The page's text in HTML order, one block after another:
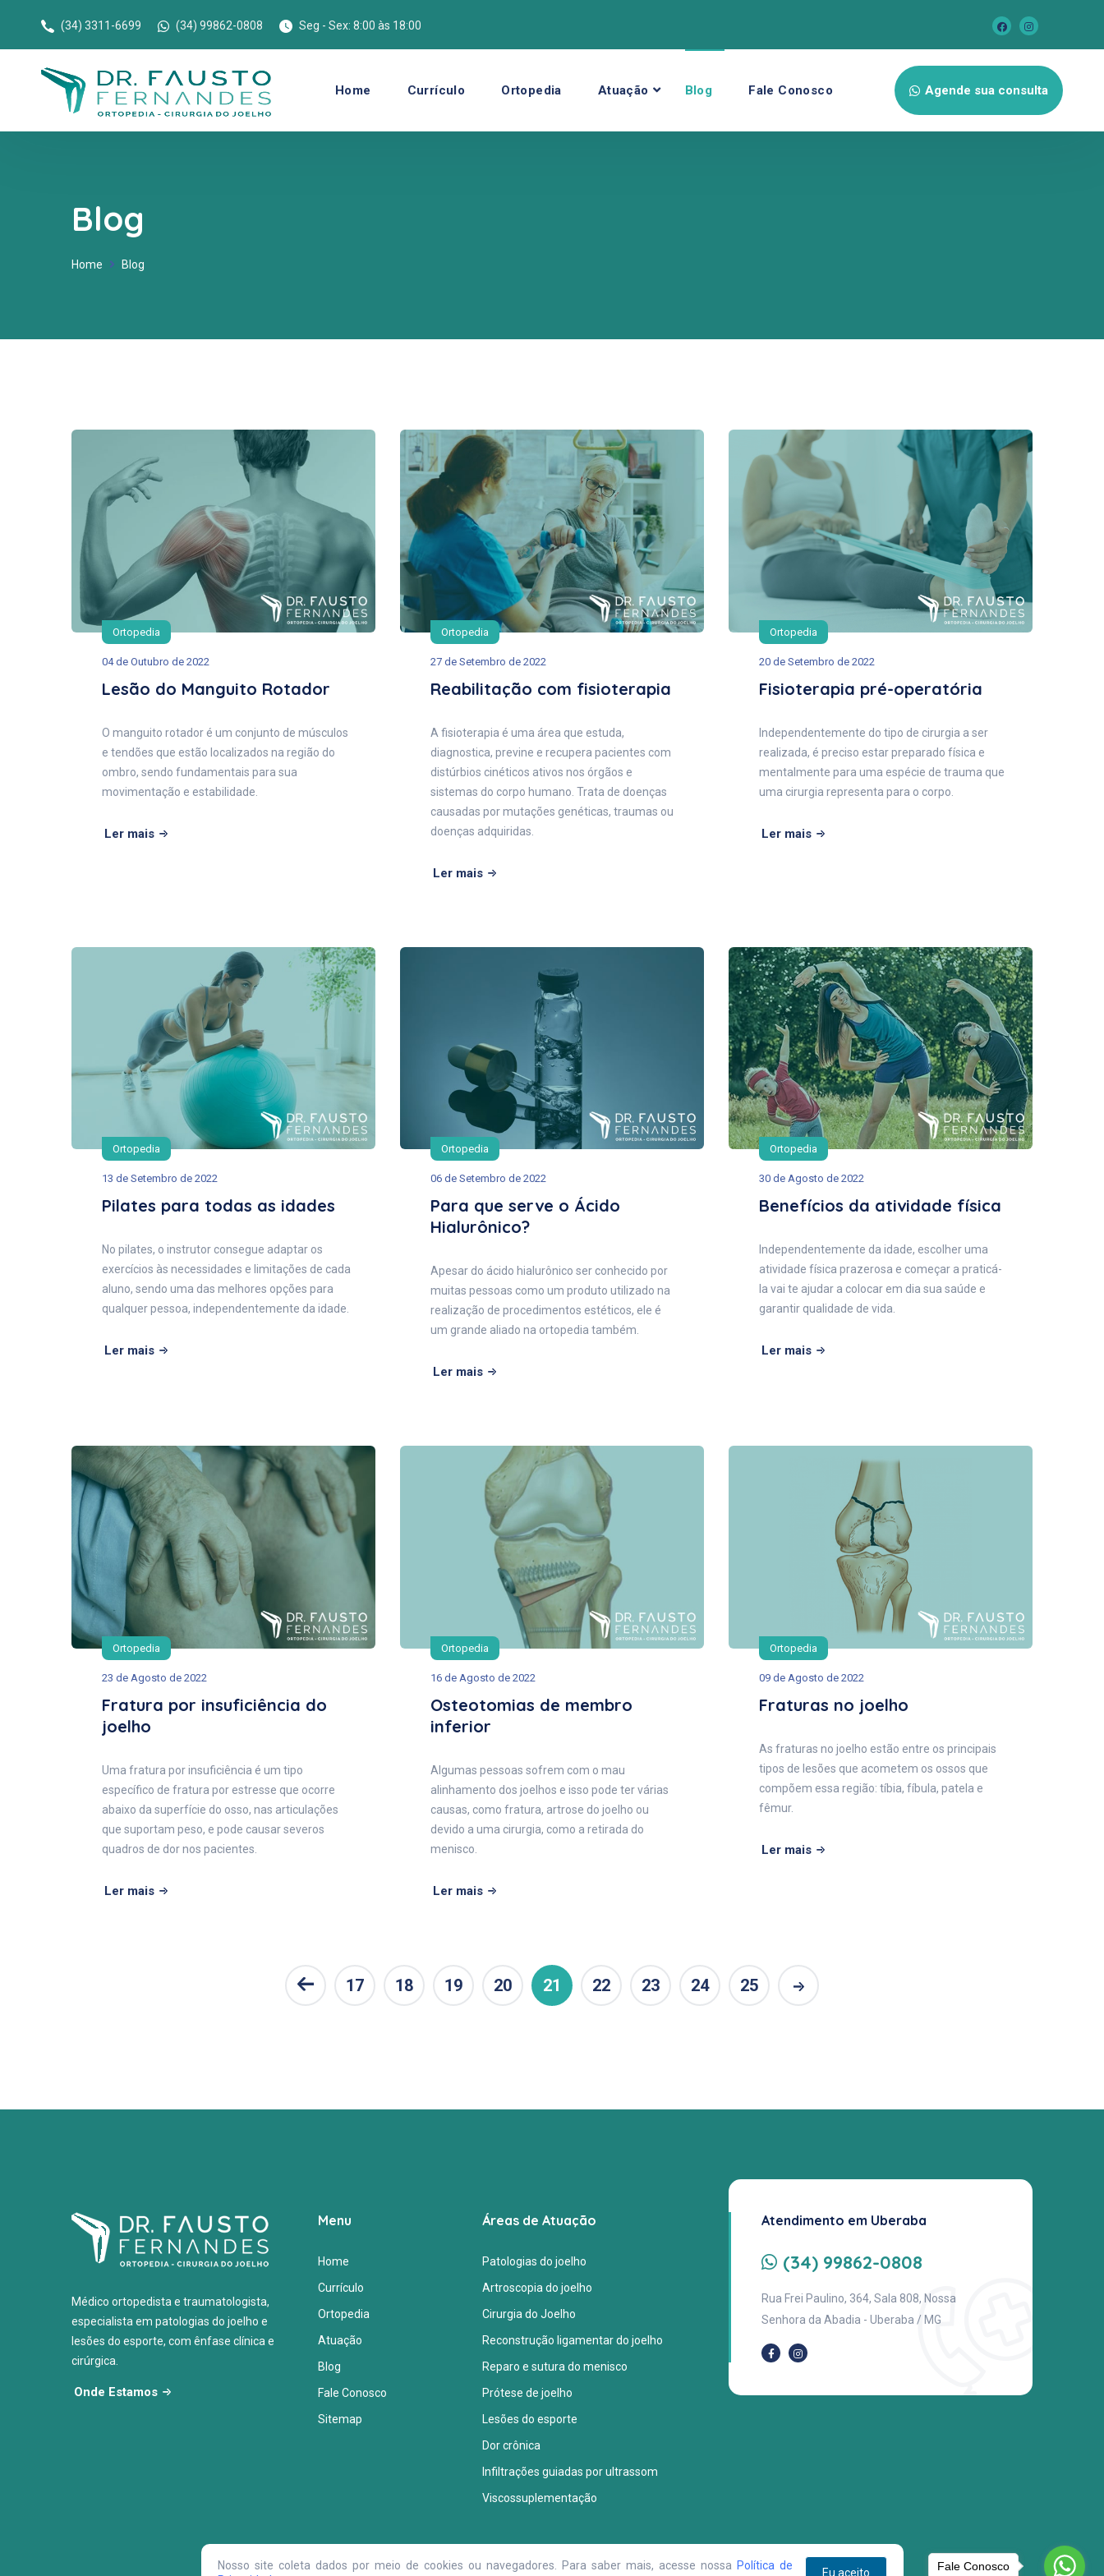
(34) 3311-6699 (34) 99862-0808 Seg - Sex: 8:00 às 18:00
Home Currículo Ortopedia Atuação Blog Fale Conosco Agende sua consulta
Blog
Home Blog
Ortopedia
04 de Outubro de 2022
Lesão do Manguito Rotador
O manguito rotador é um conjunto de músculos
e tendões que estão localizados na região do
ombro, sendo fundamentais para sua
movimentação e estabilidade.
Ler mais
Ortopedia
27 de Setembro de 2022
Reabilitação com fisioterapia
A fisioterapia é uma área que estuda,
diagnostica, previne e recupera pacientes com
distúrbios cinéticos ativos nos órgãos e
sistemas do corpo humano. Trata de doenças
causadas por mutações genéticas, traumas ou
doenças adquiridas.
Ler mais
Ortopedia
20 de Setembro de 2022
Fisioterapia pré-operatória
Independentemente do tipo de cirurgia a ser
realizada, é preciso estar preparado física e
mentalmente para uma espécie de trauma que
uma cirurgia representa para o corpo.
Ler mais
Ortopedia
13 de Setembro de 2022
Pilates para todas as idades
No pilates, o instrutor consegue adaptar os
exercícios às necessidades e limitações de cada
aluno, sendo uma das melhores opções para
qualquer pessoa, independentemente da idade.
Ler mais
Ortopedia
06 de Setembro de 2022
Para que serve o Ácido
Hialurônico?
Apesar do ácido hialurônico ser conhecido por
muitas pessoas como um produto utilizado na
realização de procedimentos estéticos, ele é
um grande aliado na ortopedia também.
Ler mais
Ortopedia
30 de Agosto de 2022
Benefícios da atividade física
Independentemente da idade, escolher uma
atividade física prazerosa e começar a praticá-
la vai te ajudar a colocar em dia sua saúde e
garantir qualidade de vida.
Ler mais
Ortopedia
23 de Agosto de 2022
Fratura por insuficiência do
joelho
Uma fratura por insuficiência é um tipo
específico de fratura por estresse que ocorre
abaixo da superfície do osso, nas articulações
que suportam peso, e pode causar severos
quadros de dor nos pacientes.
Ler mais
Ortopedia
16 de Agosto de 2022
Osteotomias de membro
inferior
Algumas pessoas sofrem com o mau
alinhamento dos joelhos e isso pode ter várias
causas, como fratura, artrose do joelho ou
devido a uma cirurgia, como a retirada do
menisco.
Ler mais
Ortopedia
09 de Agosto de 2022
Fraturas no joelho
As fraturas no joelho estão entre os principais
tipos de lesões que acometem os ossos que
compõem essa região: tíbia, fíbula, patela e
fêmur.
Ler mais
17 18 19 20 21 22 23 24 25
Médico ortopedista e traumatologista,
especialista em patologias do joelho e
lesões do esporte, com ênfase clínica e
cirúrgica.
Onde Estamos
Menu
Home
Currículo
Ortopedia
Atuação
Blog
Fale Conosco
Sitemap
Áreas de Atuação
Patologias do joelho
Artroscopia do joelho
Cirurgia do Joelho
Reconstrução ligamentar do joelho
Reparo e sutura do menisco
Prótese de joelho
Lesões do esporte
Dor crônica
Infiltrações guiadas por ultrassom
Viscossuplementação
Atendimento em Uberaba
(34) 99862-0808
Rua Frei Paulino, 364, Sala 808, Nossa
Senhora da Abadia - Uberaba / MG
Nosso site coleta dados por meio de cookies ou navegadores. Para saber mais, acesse nossa Política de
Eu aceito Fale Conosco